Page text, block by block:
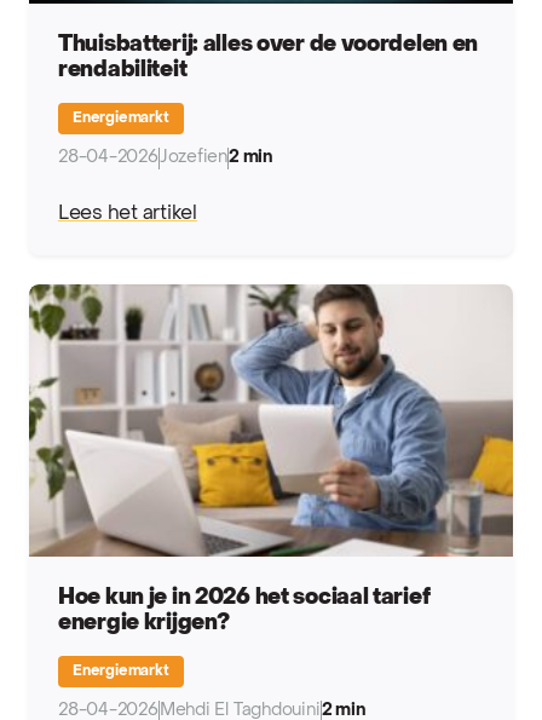
Thuisbatterij: alles over de voordelen en
rendabiliteit
Energiemarkt
28-04-2026Jozefien2 min
Lees het artikel
Hoe kun je in 2026 het sociaal tarief
energie krijgen?
Energiemarkt
28-04-2026 Mehdi El Taghdouini2 min